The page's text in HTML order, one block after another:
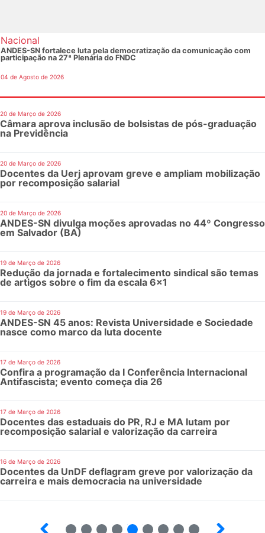
Nacional
ANDES-SN fortalece luta pela democratização da comunicação com
participação na 27ª Plenária do FNDC
04 de Agosto de 2026
20 de Março de 2026
Câmara aprova inclusão de bolsistas de pós-graduação
na Previdência
20 de Março de 2026
Docentes da Uerj aprovam greve e ampliam mobilização
por recomposição salarial
20 de Março de 2026
ANDES-SN divulga moções aprovadas no 44º Congresso
em Salvador (BA)
19 de Março de 2026
Redução da jornada e fortalecimento sindical são temas
de artigos sobre o fim da escala 6x1
19 de Março de 2026
ANDES-SN 45 anos: Revista Universidade e Sociedade
nasce como marco da luta docente
17 de Março de 2026
Confira a programação da I Conferência Internacional
Antifascista; evento começa dia 26
17 de Março de 2026
Docentes das estaduais do PR, RJ e MA lutam por
recomposição salarial e valorização da carreira
16 de Março de 2026
Docentes da UnDF deflagram greve por valorização da
carreira e mais democracia na universidade